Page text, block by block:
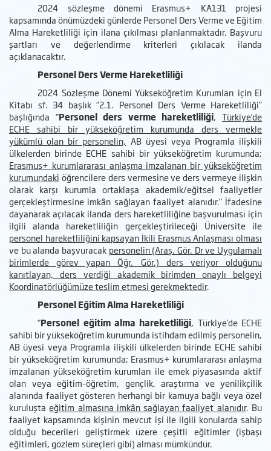
2024 sözleşme dönemi Erasmus+ KA131 projesi
kapsamında önümüzdeki günlerde Personel Ders Verme ve Eğitim
Alma Hareketliliği için ilana çıkılması planlanmaktadır. Başvuru
şartları ve değerlendirme kriterleri çıkılacak ilanda
açıklanacaktır.
Personel Ders Verme Hareketliliği
2024 Sözleşme Dönemi Yükseköğretim Kurumları için El
Kitabı sf. 34 başlık “2.1. Personel Ders Verme Hareketliliği”
başlığında “Personel ders verme hareketliliği,Türkiye’de
ECHE sahibi bir yükseköğretim kurumunda ders vermekle
yükümlü olan bir personelin, AB üyesi veya Programla ilişkili
ülkelerden birinde ECHE sahibi bir yükseköğretim kurumunda;
Erasmus+ kurumlararası anlaşma imzalanan bir yükseköğretim
kurumundaki öğrencilere ders vermesine ve ders vermeye ilişkin
olarak karşı kurumla ortaklaşa akademik/eğitsel faaliyetler
gerçekleştirmesine imkân sağlayan faaliyet alanıdır.” İfadesine
dayanarak açılacak ilanda ders hareketliliğine başvurulması için
ilgili alanda hareketliliğin gerçekleştirileceği Üniversite ile
personel hareketliliğini kapsayan İkili Erasmus Anlaşması olması
ve bu alanda başvuracak personelin (Araş. Gör. Dr ve Uygulamalı
birimlerde görev yapan Öğr. Gör.) ders veriyor olduğunu
kanıtlayan, ders verdiği akademik birimden onaylı belgeyi
Koordinatörlüğümüze teslim etmesi gerekmektedir.
Personel Eğitim Alma Hareketliliği
“Personel eğitim alma hareketliliği, Türkiye’de ECHE
sahibi bir yükseköğretim kurumunda istihdam edilmiş personelin,
AB üyesi veya Programla ilişkili ülkelerden birinde ECHE sahibi
bir yükseköğretim kurumunda; Erasmus+ kurumlararası anlaşma
imzalanan yükseköğretim kurumları ile emek piyasasında aktif
olan veya eğitim-öğretim, gençlik, araştırma ve yenilikçilik
alanında faaliyet gösteren herhangi bir kamuya bağlı veya özel
kuruluştaeğitim almasına imkân sağlayan faaliyet alanıdır. Bu
faaliyet kapsamında kişinin mevcut işi ile ilgili konularda sahip
olduğu becerileri geliştirmek üzere çeşitli eğitimler (işbaşı
eğitimleri, gözlem süreçleri gibi) alması mümkündür.